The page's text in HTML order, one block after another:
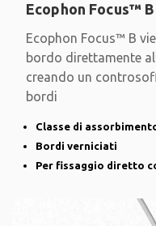
Ecophon Focus™ B
Ecophon Focus™ B
bordo direttamente
creando un
bordi
Classe di
Bordi verniciati
Per fissaggio diretto